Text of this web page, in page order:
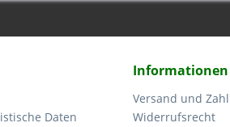
Daten
Informationen
Versand und
Widerrufsrecht